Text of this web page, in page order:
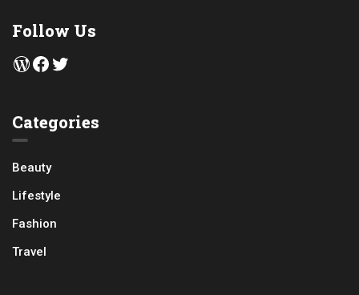
Follow Us
WordPress
Facebook
Twitter
Categories
Beauty
Lifestyle
Fashion
Travel